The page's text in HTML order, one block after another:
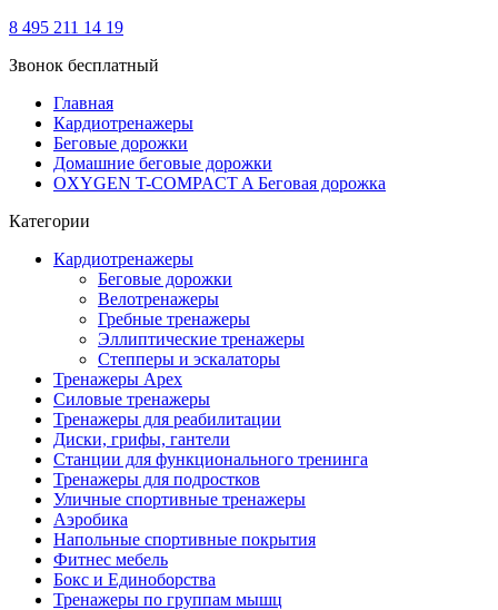
8 495 211 14 19
Звонок бесплатный
Главная
Кардиотренажеры
Беговые дорожки
Домашние беговые дорожки
OXYGEN T-COMPACT A Беговая дорожка
Категории
Кардиотренажеры
Беговые дорожки
Велотренажеры
Гребные тренажеры
Эллиптические тренажеры
Степперы и эскалаторы
Тренажеры Apex
Силовые тренажеры
Тренажеры для реабилитации
Диски, грифы, гантели
Станции для функционального тренинга
Тренажеры для подростков
Уличные спортивные тренажеры
Аэробика
Напольные спортивные покрытия
Фитнес мебель
Бокс и Единоборства
Тренажеры по группам мышц